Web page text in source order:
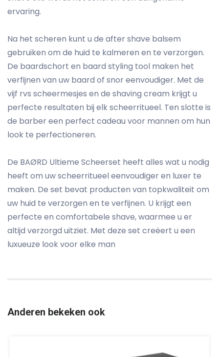
ervaring.
Na het scheren kunt u de after shave balsem
gebruiken om de huid te kalmeren en te verzorgen.
De baardschort en baard styling tool maken het
verfijnen van uw baard of snor eenvoudiger. Met de
vijf rvs scheermesjes en de shaving cream krijgt u
perfecte resultaten bij elk scheerritueel. Ten slotte is
de barber een perfect cadeau voor mannen om hun
look te perfectioneren.
De BAØRD Ultieme Scheerset heeft alles wat u nodig
heeft om uw scheerritueel eenvoudiger en luxer te
maken. De set bevat producten van topkwaliteit om
uw huid te verzorgen en te verfijnen. U krijgt een
perfecte en comfortabele shave, waarmee u er
altijd verzorgd uitziet. Met deze set creëert u een
luxueuze look voor elke man
Anderen bekeken ook